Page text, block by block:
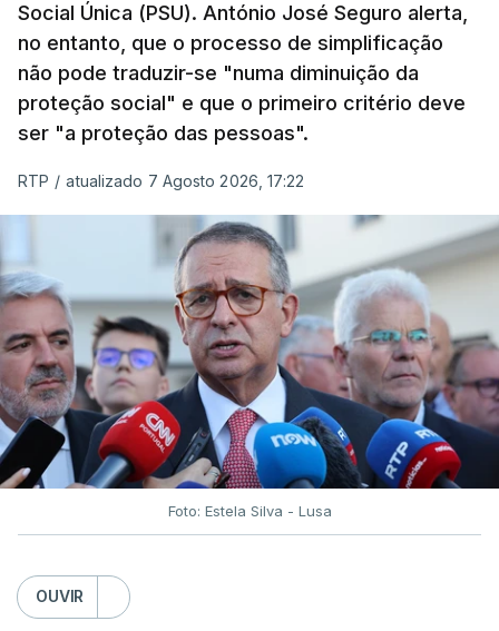
Social Única (PSU). António José Seguro alerta,
no entanto, que o processo de simplificação
não pode traduzir-se "numa diminuição da
proteção social" e que o primeiro critério deve
ser "a proteção das pessoas".
RTP / atualizado 7 Agosto 2026, 17:22
Foto: Estela Silva - Lusa
OUVIR